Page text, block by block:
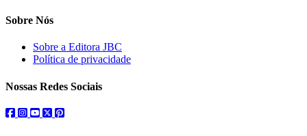
Sobre Nós
Sobre a Editora JBC
Política de privacidade
Nossas Redes Sociais
facebook
instagram
youtube
twitterpinterest